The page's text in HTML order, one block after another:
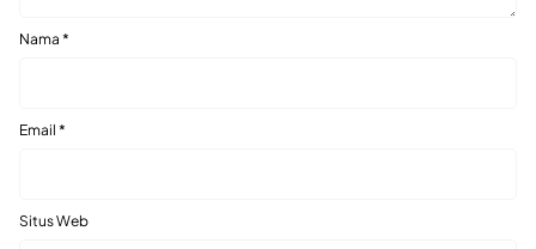
Nama *
Email *
Situs Web